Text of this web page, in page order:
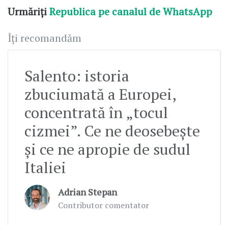
UrmărițiRepublica pe canalul de WhatsApp
Îți recomandăm
Salento: istoria
zbuciumată a Europei,
concentrată în „tocul
cizmei”. Ce ne deosebeşte
şi ce ne apropie de sudul
Italiei
Adrian Stepan
Contributor comentator